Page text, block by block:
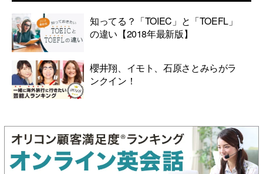
知ってる？「TOIEC」と「TOEFL」
の違い【2018年最新版】
櫻井翔、イモト、石原さとみらがラ
ンクイン！